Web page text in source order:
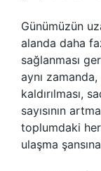
Günümüzün
alanda daha
sağlanması
aynı
kaldırılması,
sayısının
toplumdaki
ulaşma